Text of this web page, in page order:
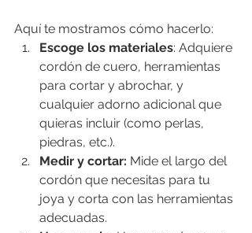
Aquí te mostramos cómo hacerlo:
Escoge los materiales: Adquiere
cordón de cuero, herramientas
para cortar y abrochar, y
cualquier adorno adicional que
quieras incluir (como perlas,
piedras, etc.).
Medir y cortar: Mide el largo del
cordón que necesitas para tu
joya y corta con las herramientas
adecuadas.